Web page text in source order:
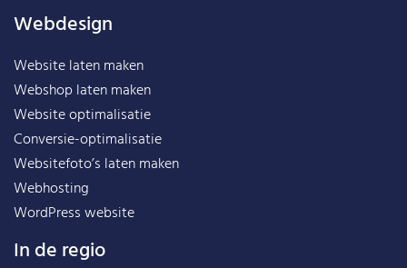
Webdesign
Website laten maken
Webshop laten maken
Website optimalisatie
Conversie-optimalisatie
Websitefoto’s laten maken
Webhosting
WordPress website
In de regio